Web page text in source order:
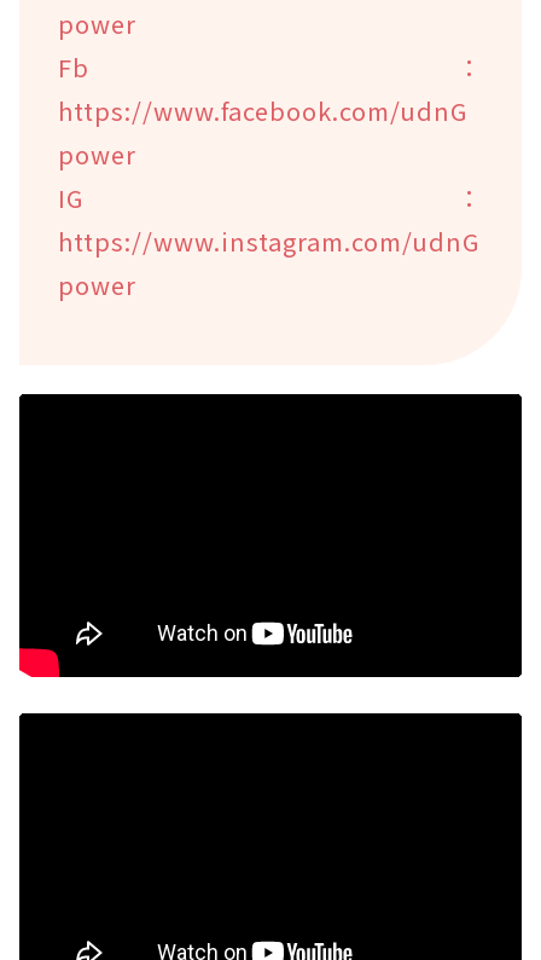
power
Fb：
https://www.facebook.com/udnG
power
IG：
https://www.instagram.com/udnG
power